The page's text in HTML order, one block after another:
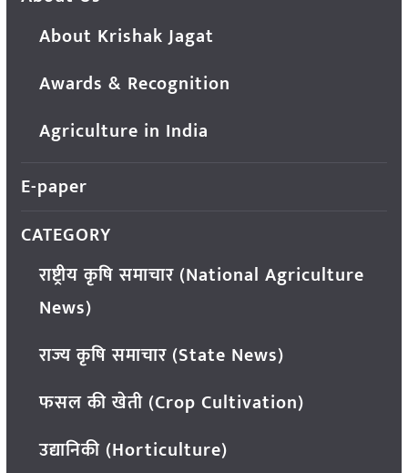
About Krishak Jagat
Awards & Recognition
Agriculture in India
E-paper
CATEGORY
राष्ट्रीय कृषि समाचार (National Agriculture
News)
राज्य कृषि समाचार (State News)
फसल की खेती (Crop Cultivation)
उद्यानिकी (Horticulture)